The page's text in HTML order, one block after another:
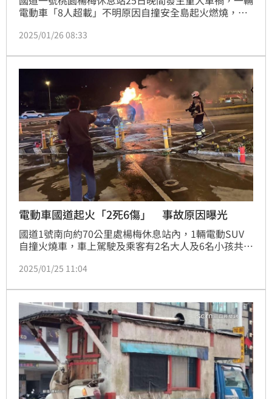
電動車「8人超載」不明原因自撞安全島起火燃燒，釀
說他們今天要去哪！」起火原因仍待進一步調查釐清。
2025/01/26 08:33
電動車國道起火「2死6傷」 事故原因曝光
國道1號南向約70公里處楊梅休息站內，1輛電動SUV
自撞火燒車，車上駕駛及乘客有2名大人及6名小孩共8
共2人死亡、1人命危5人受傷，其中最小的傷者才2
因仍待後續調查釐清。
2025/01/25 11:04